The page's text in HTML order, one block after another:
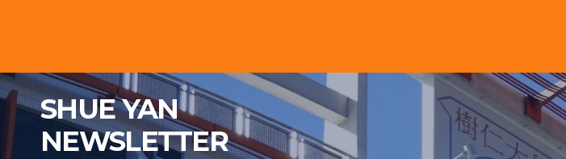
SHUE YAN
NEWSLETTER